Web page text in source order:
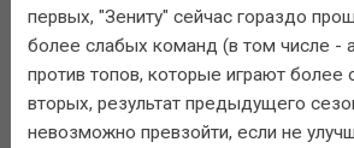
первых, "Зениту" сейчас гораздо
более слабых команд (в том числе -
против топов, которые играют более
вторых, результат предыдущего
невозможно превзойти, если не